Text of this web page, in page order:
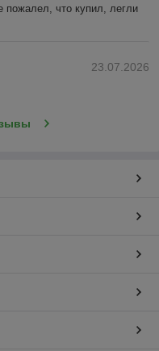
сидения,
что купил, легли
23.07.2026